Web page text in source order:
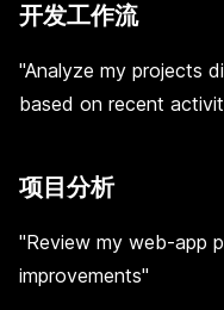
开发工作流
"Analyze my projects
based on recent
项目分析
"Review my web-app
improvements"